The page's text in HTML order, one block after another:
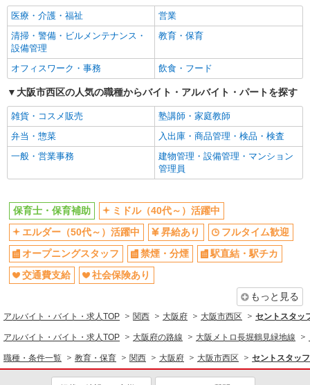
昇給あり
フルタイム歓迎
オープニングスタッフ
禁煙・分煙
駅直結・駅チカ
社会保険あり
産休・育休取得実績あり
退職金・財形貯蓄制度あり
研修制度あり
昼
同じ職種から求人を探す
教育・保育
ミドル（40代～）活躍中
オープニングスタッフ
交通費支給
社会保険あり
産休・育休取得実績あり
医療・介護・福祉
営業
清掃・警備・ビルメンテナンス・
設備管理
教育・保育
オフィスワーク・事務 飲食・フード
大阪市西区の人気の職種からバイト・アルバイト・パートを探す
雑貨・コスメ販売
塾講師・家庭教師
弁当・惣菜
入出庫・商品管理・検品・検査
一般・営業事務
建物管理・設備管理・マンション
管理員
保育士・保育補助
ミドル（40代～）活躍中
エルダー（50代～）活躍中
昇給あり
フルタイム歓迎
オープニングスタッフ
禁煙・分煙
駅直結・駅チカ
交通費支給
社会保険あり
もっと見る
アルバイト・バイト・求人TOP 関西 大阪府 大阪市西区 セントスタッ
アルバイト・バイト・求人TOP 大阪府の路線 大阪メトロ長堀鶴見緑地線
職種・条件一覧 教育・保育 関西 大阪府 大阪市西区 セントスタッ